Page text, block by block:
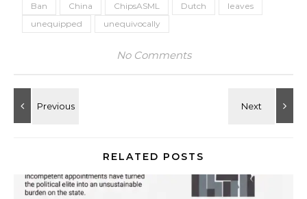
Ban China ChipsASML Dutch
leaves
unequipped
unequivocally
No Comments
RELATED POSTS